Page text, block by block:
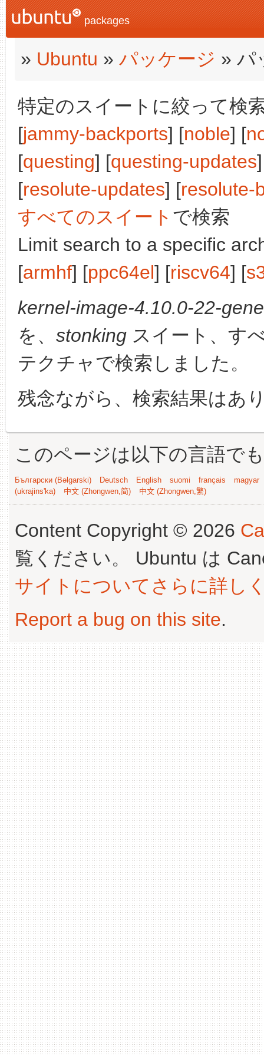
packages
» Ubuntu » パッケージ » パ
特定のスイートに絞って検
[jammy-backports] [noble] [
[questing] [questing-updates
[resolute-updates] [resolute-
すべてのスイート で検索
Limit search to a specific
[armhf] [ppc64el] [riscv64] [
kernel-image-4.10.0-22-
を、 stonking スイート、す
テクチャで検索しました。
残念ながら、検索結果はあ
このページは以下の言語で
Български (Bəlgarski) Deutsch English suomi français
magyar
(ukrajins'ka)
中文 (Zhongwen,简) 中文 (Zhongwen,繁)
Content Copyright © 2026
覧ください。 Ubuntu は
サイトについてさらに詳し
Report a bug on this site.